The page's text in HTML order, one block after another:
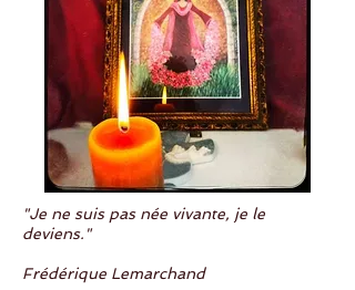
"Je ne suis pas née vivante, je le
deviens."
Frédérique Lemarchand